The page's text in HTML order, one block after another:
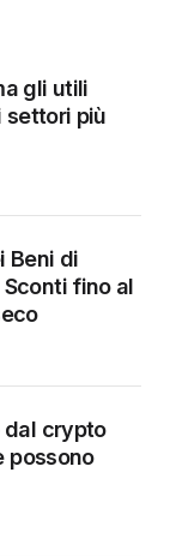
gli utili
settori più
Beni di
fino al
dal crypto
possono